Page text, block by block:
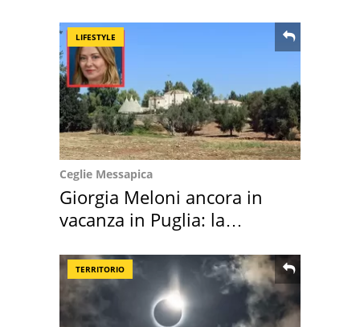
LIFESTYLE
Ceglie Messapica
Giorgia Meloni ancora in
vacanza in Puglia: la
TERRITORIO